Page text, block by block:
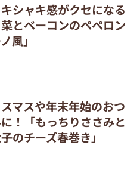
シャキ感がクセになる
菜とベーコンのペペロン
風」
マスや年末年始のおつ
！「もっちりささみと
のチーズ春巻き」